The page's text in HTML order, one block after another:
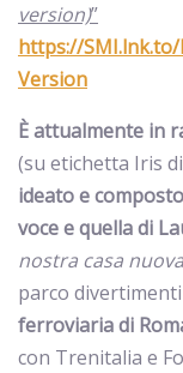
version)”
https://
Version
È attualmente in
(su etichetta Iris
ideato e
voce e quella di
nostra casa nuova
parco
ferroviaria di
con Trenitalia e